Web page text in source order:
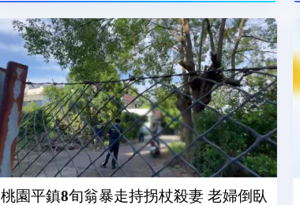
桃園平鎮8旬翁暴走持拐杖殺妻 老婦倒臥